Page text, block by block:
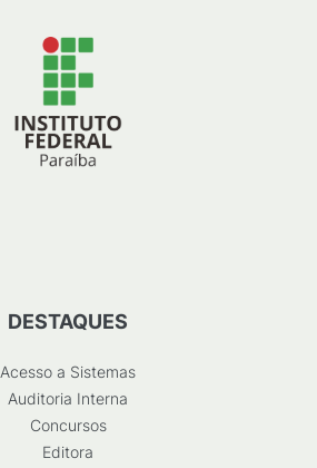
DESTAQUES
Acesso a Sistemas
Auditoria Interna
Concursos
Editora